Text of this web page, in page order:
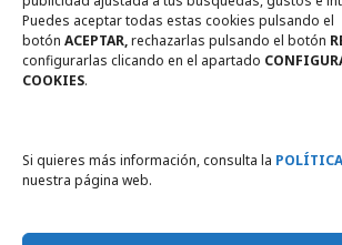
Puedes aceptar todas estas cookies pulsando el
botón ACEPTAR,rechazarlas pulsando el botón
configurarlas clicando en el apartado
COOKIES.
Si quieres más información, consulta la
nuestra página web.
Política de
Política de